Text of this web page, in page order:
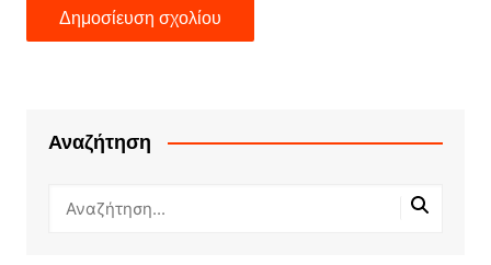
Αναζήτηση